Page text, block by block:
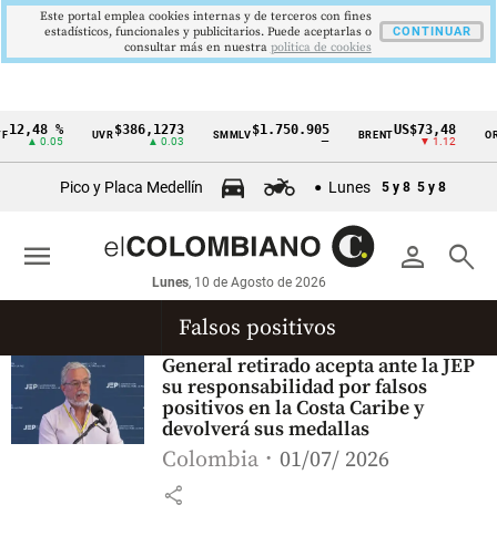
Cintillo
económicos
Colombia
12,48 %
▲ 0.05
UVR$386,1273
▲ 0.03
SMMLV $1.750.905 BRENTUS$73,48
▼ 1.12
ORO
Pico y Placa Medellín Lunes 5 y 8 5 y 8
person search
Lunes, 10 de Agosto de 2026
menu
Falsos positivos
General retirado acepta ante la JEP
su responsabilidad por falsos
positivos en la Costa Caribe y
devolverá sus medallas
Colombia 01/07/ 2026
share
Este portal emplea cookies internas y de terceros con fines
estadísticos, funcionales y publicitarios. Puede aceptarlas o
consultar más en nuestra politica de cookies
CONTINUAR